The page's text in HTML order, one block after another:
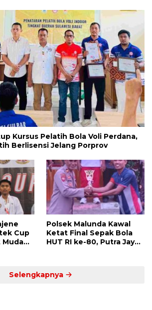
Kursus Pelatih Bola Voli Perdana,
Berlisensi Jelang Porprov
Cup
Polsek Malunda Kawal
Ketat Final Sepak Bola
HUT RI ke-80, Putra Jaya
Selengkapnya